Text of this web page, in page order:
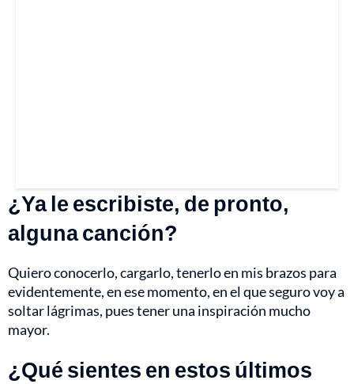
¿Ya le escribiste, de pronto,
alguna canción?
Quiero conocerlo, cargarlo, tenerlo en mis brazos para
evidentemente, en ese momento, en el que seguro voy a
soltar lágrimas, pues tener una inspiración mucho
mayor.
¿Qué sientes en estos últimos